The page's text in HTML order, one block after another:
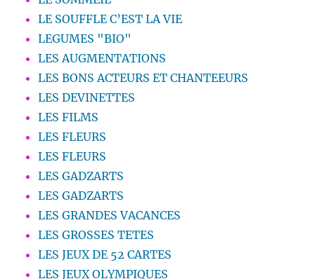
LE SOUFFLE C’EST LA VIE
LEGUMES "BIO"
LES AUGMENTATIONS
LES BONS ACTEURS ET CHANTEEURS
LES DEVINETTES
LES FILMS
LES FLEURS
LES FLEURS
LES GADZARTS
LES GADZARTS
LES GRANDES VACANCES
LES GROSSES TETES
LES JEUX DE 52 CARTES
LES JEUX OLYMPIQUES